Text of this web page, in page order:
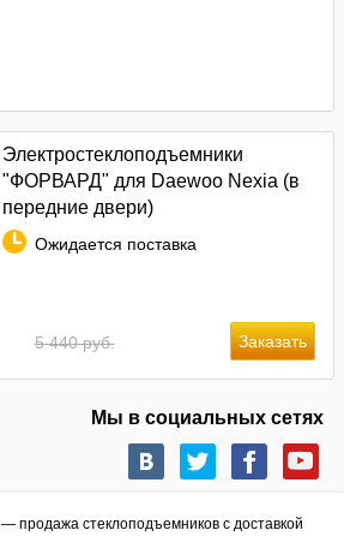
Электростеклоподъемники
"ФОРВАРД" для Daewoo Nexia (в
передние двери)
Ожидается поставка
5 440 руб.
Мы в социальных сетях
— продажа стеклоподъемников с доставкой